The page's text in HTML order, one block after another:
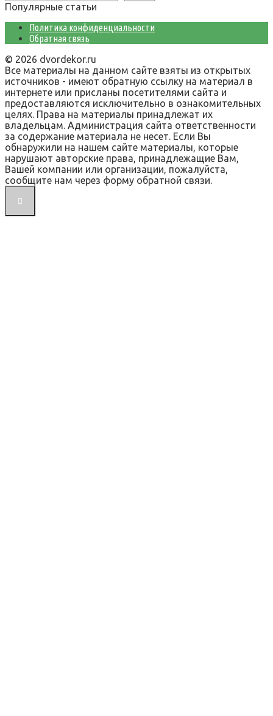
Популярные статьи
Политика конфиденциальности
Обратная связь
© 2026 dvordekor.ru
Все материалы на данном сайте взяты из открытых
источников - имеют обратную ссылку на материал в
интернете или присланы посетителями сайта и
предоставляются исключительно в ознакомительных
целях. Права на материалы принадлежат их
владельцам. Администрация сайта ответственности
за содержание материала не несет. Если Вы
обнаружили на нашем сайте материалы, которые
нарушают авторские права, принадлежащие Вам,
Вашей компании или организации, пожалуйста,
сообщите нам через форму обратной связи.